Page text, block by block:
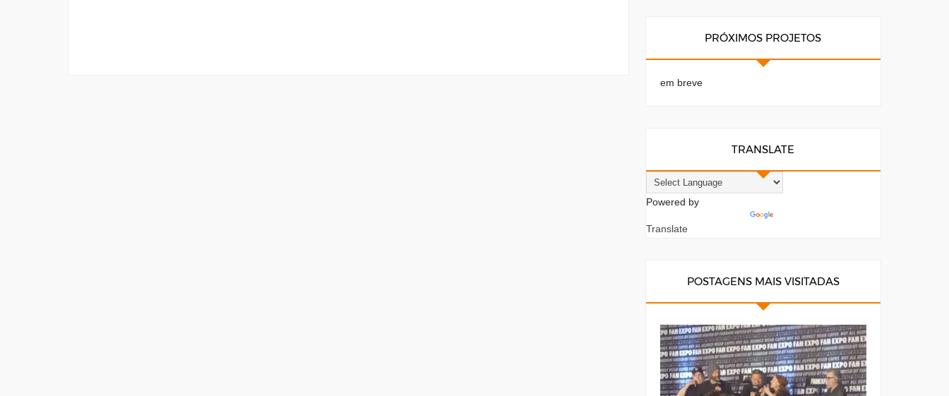
PRÓXIMOS PROJETOS
em breve
TRANSLATE
Powered by
Translate
POSTAGENS MAIS VISITADAS